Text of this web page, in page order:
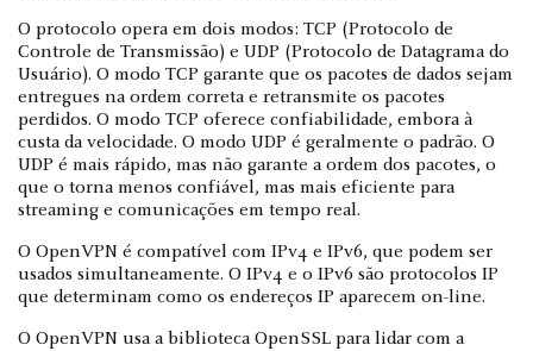
O protocolo opera em dois modos: TCP (Protocolo de
Controle de Transmissão) e UDP (Protocolo de Datagrama do
Usuário). O modo TCP garante que os pacotes de dados sejam
entregues na ordem correta e retransmite os pacotes
perdidos. O modo TCP oferece confiabilidade, embora à
custa da velocidade. O modo UDP é geralmente o padrão. O
UDP é mais rápido, mas não garante a ordem dos pacotes, o
que o torna menos confiável, mas mais eficiente para
streaming e comunicações em tempo real.
O OpenVPN é compatível com IPv4 e IPv6, que podem ser
usados simultaneamente. O IPv4 e o IPv6 são protocolos IP
que determinam como os endereços IP aparecem on-line.
O OpenVPN usa a biblioteca OpenSSL para lidar com a